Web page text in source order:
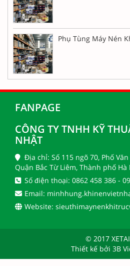
Phụ Tùng Máy Nén
FANPAGE
CÔNG TY TNHH KỸ
NHẬT
Địa chỉ: Số 115 ngõ 70, Phố
Quận Bắc Từ Liêm, Thành phố Hà
Số điện thoại: 0862 458 386 -
Email:
Website:
© 2017
Thiết kế bởi 3B